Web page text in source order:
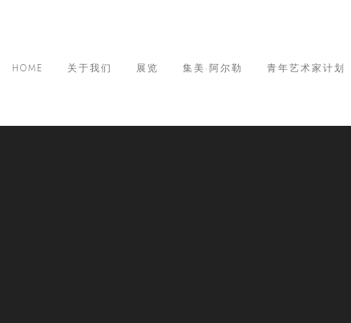
HOME 关于我们 展览 集美·阿尔勒 青年艺术家计划